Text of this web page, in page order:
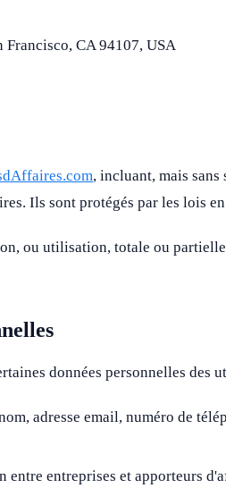
Francisco, CA 94107, USA
, incluant, mais
Ils sont protégés par les lois
ou utilisation, totale ou
données personnelles des
adresse email, numéro de
entre entreprises et apporteurs